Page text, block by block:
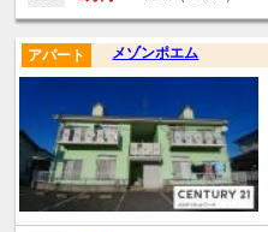
メゾンポエム
アパート